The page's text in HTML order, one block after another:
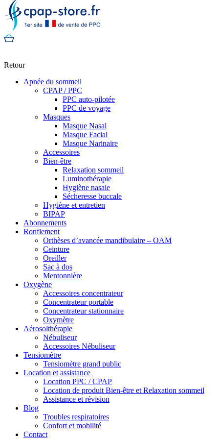
Retour
Apnée du sommeil
CPAP / PPC
PPC auto-pilotée
PPC de voyage
Masques
Masque Nasal
Masque Facial
Masque Narinaire
Accessoires
Bien-être
Relaxation sommeil
Luminothérapie
Hygiène nasale
Sécheresse buccale
Hygiène et entretien
BIPAP
Abonnements
Ronflement
Orthèses d’avancée mandibulaire – OAM
Ceinture
Oreiller
Sac à dos
Mentonnière
Oxygène
Accessoires concentrateur
Concentrateur portable
Concentrateur stationnaire
Oxymètre
Aérosolthérapie
Nébuliseur
Accessoires Nébuliseur
Tensiomètre
Tensiomètre grand public
Location et assistance
Location PPC / CPAP
Location de produit Bien-être et Relaxation sommeil
Assistance et révision
Blog
Troubles respiratoires
Confort et mobilité
Contact